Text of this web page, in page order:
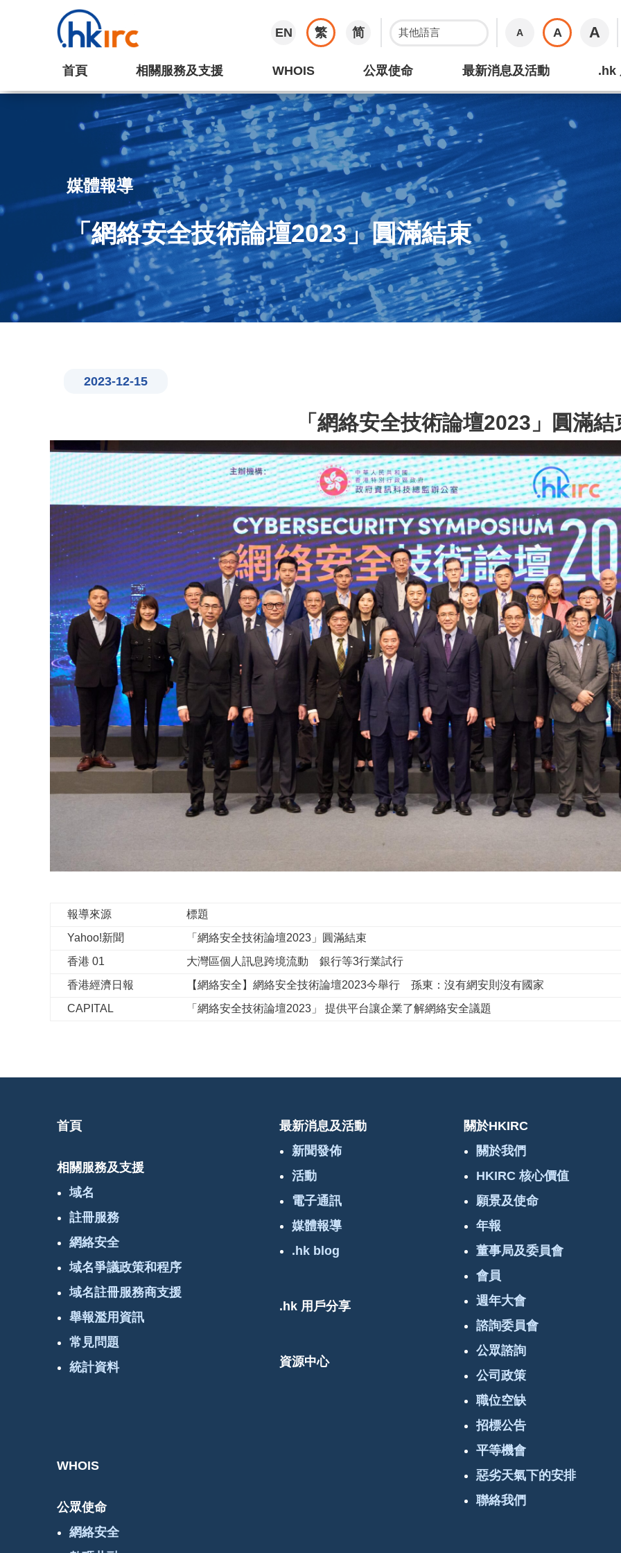
EN 繁 简 A A A
首頁 相關服務及支援 WHOIS 公眾使命 最新消息及活動 .hk
媒體報導
「網絡安全技術論壇2023」圓滿結束
2023-12-15
「網絡安全技術論壇2023」圓滿結
報導來源
標題
Yahoo!新聞
「網絡安全技術論壇2023」圓滿結束
香港 01
大灣區個人訊息跨境流動 銀行等3行業試行
香港經濟日報
【網絡安全】網絡安全技術論壇2023今舉行 孫東：沒有網安則沒有國家
CAPITAL
「網絡安全技術論壇2023」 提供平台讓企業了解網絡安全議題
首頁
相關服務及支援
域名
註冊服務
網絡安全
域名爭議政策和程序
域名註冊服務商支援
舉報濫用資訊
常見問題
統計資料
WHOIS
公眾使命
網絡安全
最新消息及活動
新聞發佈
活動
電子通訊
媒體報導
.hk blog
.hk 用戶分享
資源中心
關於HKIRC
關於我們
HKIRC 核心價值
願景及使命
年報
董事局及委員會
會員
週年大會
諮詢委員會
公眾諮詢
公司政策
職位空缺
招標公告
平等機會
惡劣天氣下的安排
聯絡我們